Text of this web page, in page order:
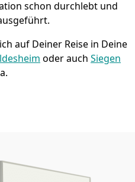
schon durchlebt und
auf Deiner Reise in Deine
oder auch Siegen